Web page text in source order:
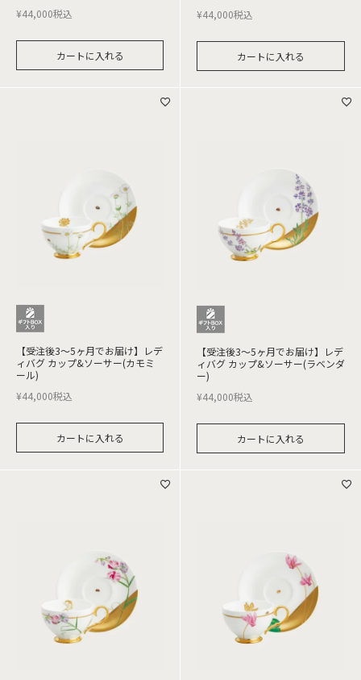
¥44,000税込
カートに入れる
¥44,000税込
カートに入れる
【受注後3～5ヶ月でお届け】レデ
ィバグ カップ&ソーサー(カモミ
ール)
¥44,000税込
カートに入れる
【受注後3～5ヶ月でお届け】レデ
ィバグ カップ&ソーサー(ラベンダ
ー)
¥44,000税込
カートに入れる